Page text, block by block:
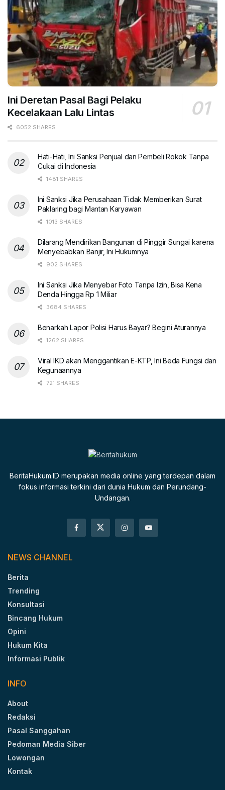
Ini Deretan Pasal Bagi Pelaku
Kecelakaan Lalu Lintas
6052 SHARES
Hati-Hati, Ini Sanksi Penjual dan Pembeli Rokok Tanpa
Cukai di Indonesia
1481 SHARES
Ini Sanksi Jika Perusahaan Tidak Memberikan Surat
Paklaring bagi Mantan Karyawan
1013 SHARES
Dilarang Mendirikan Bangunan di Pinggir Sungai karena
Menyebabkan Banjir, Ini Hukumnya
902 SHARES
Ini Sanksi Jika Menyebar Foto Tanpa Izin, Bisa Kena
Denda Hingga Rp 1 Miliar
3684 SHARES
Benarkah Lapor Polisi Harus Bayar? Begini Aturannya
1262 SHARES
Viral IKD akan Menggantikan E-KTP, Ini Beda Fungsi dan
Kegunaannya
721 SHARES
BeritaHukum.ID merupakan media online yang terdepan dalam
fokus informasi terkini dari dunia Hukum dan Perundang-
Undangan.
NEWS CHANNEL
Berita
Trending
Konsultasi
Bincang Hukum
Opini
Hukum Kita
Informasi Publik
INFO
About
Redaksi
Pasal Sanggahan
Pedoman Media Siber
Lowongan
Kontak